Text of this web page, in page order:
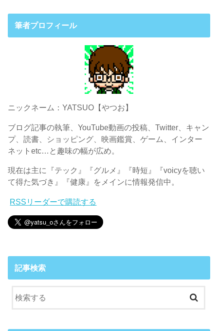
筆者プロフィール
ニックネーム：YATSUO【やつお】
ブログ記事の執筆、YouTube動画の投稿、Twitter、キャン
プ、読書、ショッピング、映画鑑賞、ゲーム、インター
ネットetc…と趣味の幅が広め。
現在は主に『テック』『グルメ』『時短』『voicyを聴い
て得た気づき』『健康』をメインに情報発信中。
RSSリーダーで購読する
記事検索